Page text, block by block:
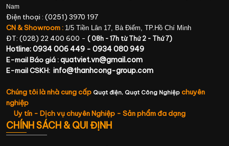
Nam
Điện thoại : (0251) 3970 197
CN & Showroom : 1/5 Tiền Lân 17, Bà Điểm, TP.Hồ Chí Minh
ĐT: (028) 22 400 600 - ( 08h - 17h từ Thứ 2 - Thứ 7)
Hotline: 0934 006 449 - 0934 080 949
E-mail Báo giá :quatviet.vn@gmail.com
E-mail CSKH: info@thanhcong-group.com
Chúng tôi là nhà cung cấp Quạt điện, Quạt Công Nghiệp chuyên
nghiệp
Uy tín - Dịch vụ chuyên Nghiệp - Sản phẩm đa dạng
CHÍNH SÁCH & QUI ĐỊNH